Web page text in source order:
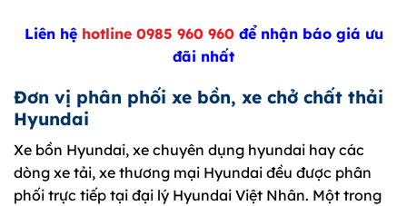
Liên hệhotline 0985 960 960 để nhận báo giá ưu
đãi nhất
Đơn vị phân phối xe bồn, xe chở chất thải
Hyundai
Xe bồn Hyundai, xe chuyên dụng hyundai hay các
dòng xe tải, xe thương mại Hyundai đều được phân
phối trực tiếp tại đại lý Hyundai Việt Nhân. Một trong